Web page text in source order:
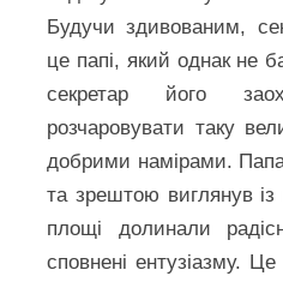
Будучи здивованим,
це папі, який однак не
секретар його
розчаровувати таку
добрими намірами. Папа
та зрештою виглянув із
площі долинали
сповнені ентузіазму.